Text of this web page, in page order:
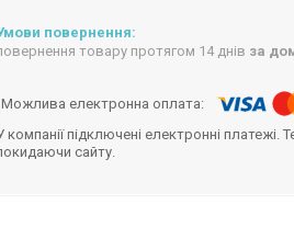
товару протягом 14 днів за
компанії підключені електронні
сайту.